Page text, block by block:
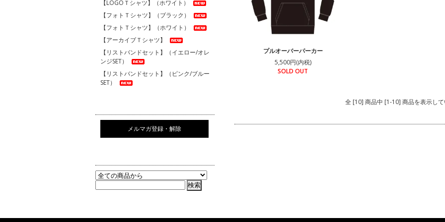
プルオーバーパーカー
5,500円(内税)
SOLD OUT
全 [10] 商品中 [1-10] 商品を表示し
【LOGOＴシャツ】（ホワイト）
【フォトＴシャツ】（ブラック）
【フォトＴシャツ】（ホワイト）
【アーカイブＴシャツ】
【リストバンドセット】（イエロー/オレ
ンジSET）
【リストバンドセット】（ピンク/ブルー
SET）
メルマガ登録・解除